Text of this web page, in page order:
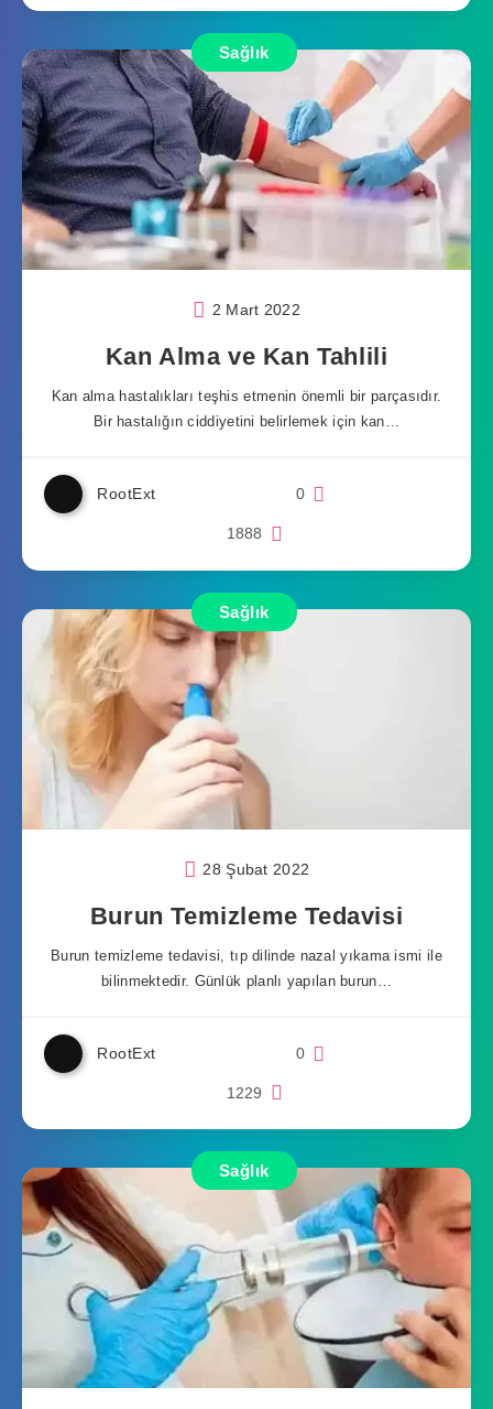
Sağlık
2 Mart 2022
Kan Alma ve Kan Tahlili
Kan alma hastalıkları teşhis etmenin önemli bir parçasıdır.
Bir hastalığın ciddiyetini belirlemek için kan…
RootExt 0
1888
Sağlık
28 Şubat 2022
Burun Temizleme Tedavisi
Burun temizleme tedavisi, tıp dilinde nazal yıkama ismi ile
bilinmektedir. Günlük planlı yapılan burun…
RootExt 0
1229
Sağlık